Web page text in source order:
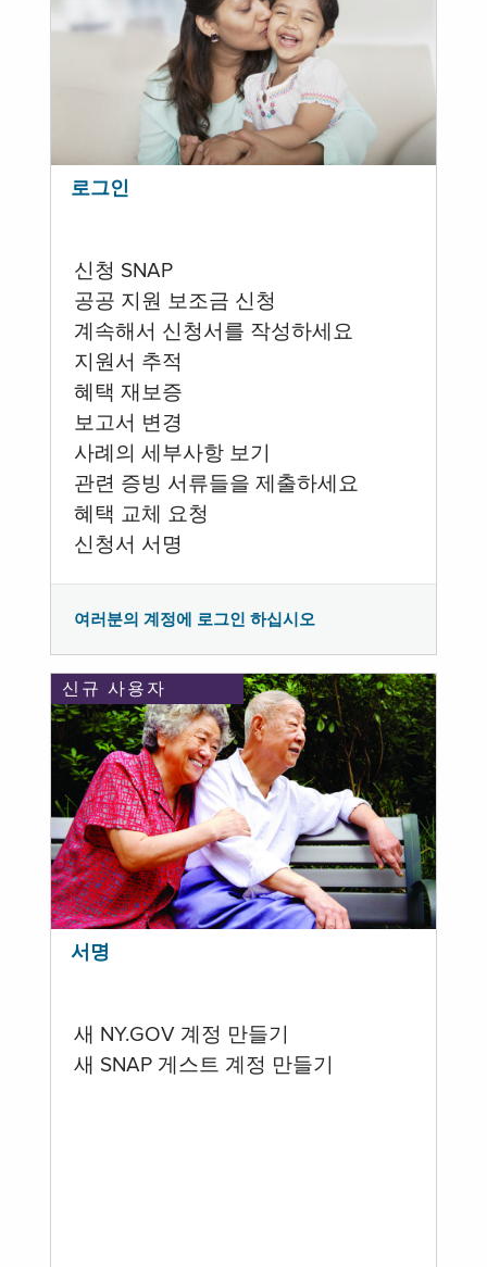
로그인
신청 SNAP
공공 지원 보조금 신청
계속해서 신청서를 작성하세요
지원서 추적
혜택 재보증
보고서 변경
사례의 세부사항 보기
관련 증빙 서류들을 제출하세요
혜택 교체 요청
신청서 서명
여러분의 계정에 로그인 하십시오
신규 사용자
서명
새 NY.GOV 계정 만들기
새 SNAP 게스트 계정 만들기